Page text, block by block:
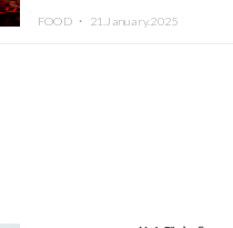
FOOD ・ 21.January.2025